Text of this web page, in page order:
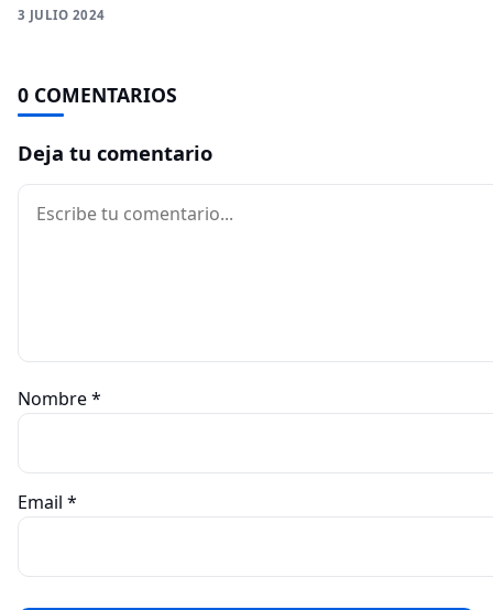
3 JULIO 2024
0 COMENTARIOS
Deja tu comentario
Comentario
Nombre*
Email *